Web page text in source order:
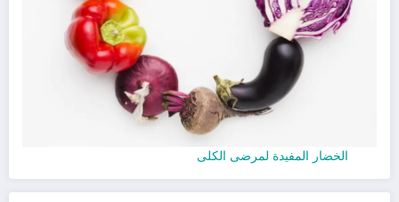
الخضار المفيدة لمرضى الكلى